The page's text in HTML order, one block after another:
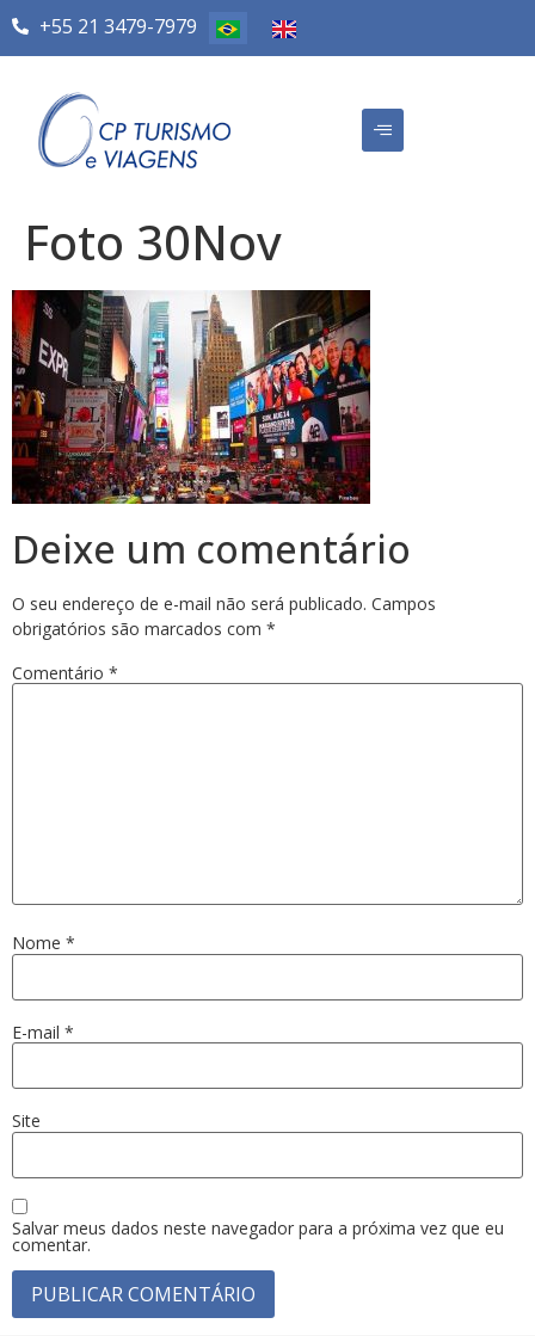
+55 21 3479-7979
Foto 30Nov
Deixe um comentário
O seu endereço de e-mail não será publicado. Campos
obrigatórios são marcados com *
Comentário *
Nome *
E-mail *
Site
Salvar meus dados neste navegador para a próxima vez que eu
comentar.